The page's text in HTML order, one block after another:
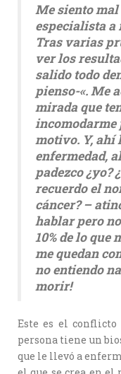
Me siento
especialista a
Tras varias
ver los
salido todo
pienso-«. Me
mirada que
incomodarme
motivo. Y, ahí
enfermedad,
padezco ¿yo?
recuerdo el
cáncer? –
hablar pero
10% de lo que
me quedan
no entiendo
morir!
Este es el conflicto
persona tiene un
que le llevó a